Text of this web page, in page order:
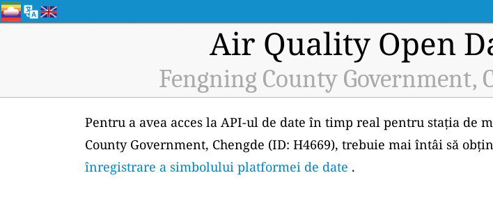
Air Quality Open
Fengning County Government,
Pentru a avea acces la API-ul de date în timp real pentru stația
County Government, Chengde (ID: H4669), trebuie mai întâi să
înregistrare a simbolului platformei de date .